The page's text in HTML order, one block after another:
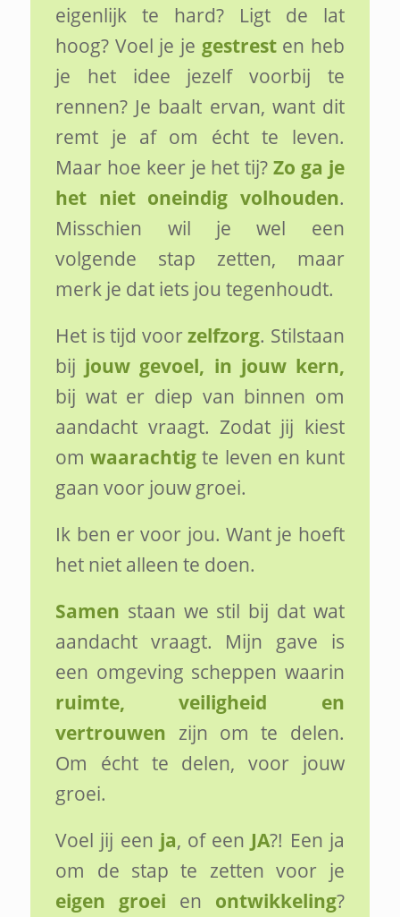
eigenlijk te hard? Ligt de lat
hoog? Voel je je gestresten heb
je het idee jezelf voorbij te
rennen? Je baalt ervan, want dit
remt je af om écht te leven.
Maar hoe keer je het tij?Zo ga je
het niet oneindig volhouden.
Misschien wil je wel een
volgende stap zetten, maar
merk je dat iets jou tegenhoudt.
Het is tijd voorzelfzorg. Stilstaan
bij jouw gevoel, in jouw kern,
bij wat er diep van binnen om
aandacht vraagt. Zodat jij kiest
omwaarachtig te leven en kunt
gaan voor jouw groei.
Ik ben er voor jou. Want je hoeft
het niet alleen te doen.
Samen staan we stil bij dat wat
aandacht vraagt. Mijn gave is
een omgeving scheppen waarin
ruimte, veiligheid en
vertrouwen zijn om te delen.
Om écht te delen, voor jouw
groei.
Voel jij een ja, of een JA?! Een ja
om de stap te zetten voor je
eigen groei en ontwikkeling?